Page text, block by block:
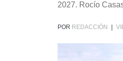
2027. Rocío
POR REDACCIÓN